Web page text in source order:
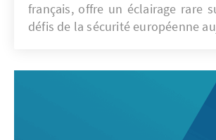
français, offre un éclairage rare
défis de la sécurité européenne